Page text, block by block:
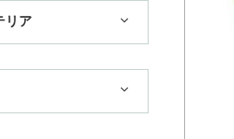
で
め
リア
選定商品